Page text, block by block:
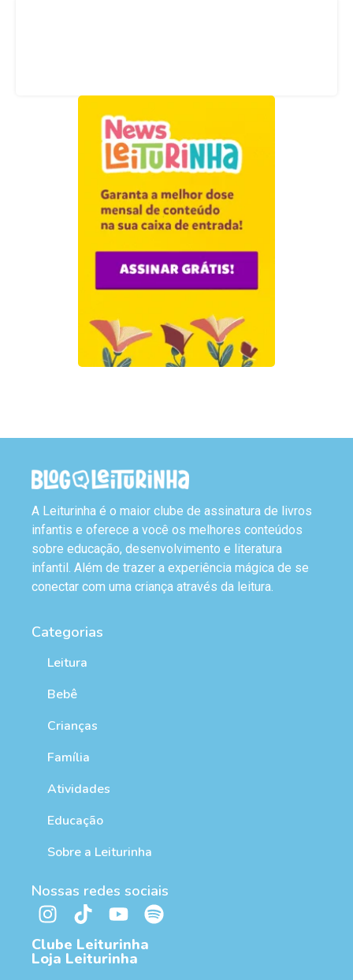
A Leiturinha é o maior clube de assinatura de livros
infantis e oferece a você os melhores conteúdos
sobre educação, desenvolvimento e literatura
infantil. Além de trazer a experiência mágica de se
conectar com uma criança através da leitura.
Categorias
Leitura
Bebê
Crianças
Família
Atividades
Educação
Sobre a Leiturinha
Nossas redes sociais
Clube Leiturinha
Loja Leiturinha